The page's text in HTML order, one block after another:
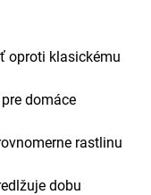
oproti klasickému
domáce
rastlinu
dobu